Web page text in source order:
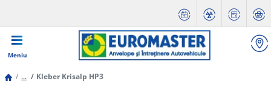
Meniu
... Kleber Krisalp HP3